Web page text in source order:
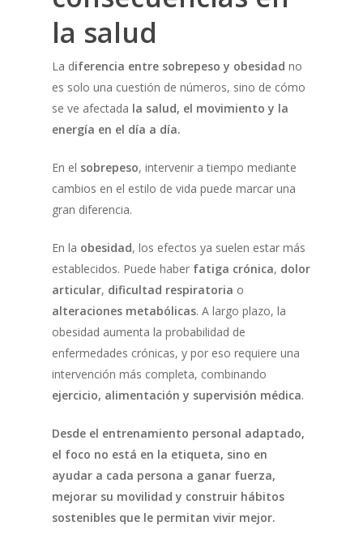
la salud
La diferencia entre sobrepeso y obesidad no
es solo una cuestión de números, sino de cómo
se ve afectada la salud, el movimiento y la
energía en el día a día.
En el sobrepeso, intervenir a tiempo mediante
cambios en el estilo de vida puede marcar una
gran diferencia.
En la obesidad, los efectos ya suelen estar más
establecidos. Puede haber fatiga crónica, dolor
articular, dificultad respiratoria o
alteraciones metabólicas. A largo plazo, la
obesidad aumenta la probabilidad de
enfermedades crónicas, y por eso requiere una
intervención más completa, combinando
ejercicio, alimentación y supervisión médica.
Desde el entrenamiento personal adaptado,
el foco no está en la etiqueta, sino en
ayudar a cada persona a ganar fuerza,
mejorar su movilidad y construir hábitos
sostenibles que le permitan vivir mejor.